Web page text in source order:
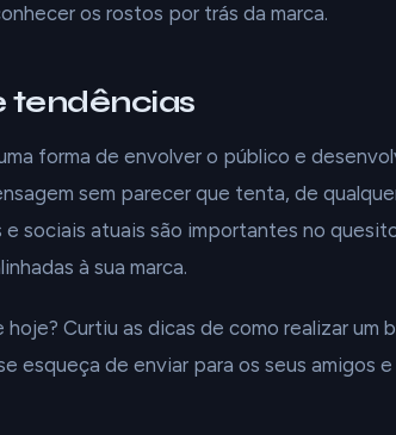
os rostos por trás da marca.
tendências
forma de envolver o público e
sem parecer que tenta, de
sociais atuais são importantes no
à sua marca.
Curtiu as dicas de como realizar um
esqueça de enviar para os seus amigos